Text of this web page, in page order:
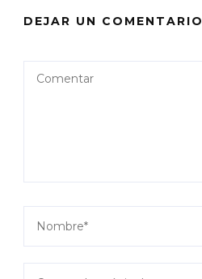
DEJAR UN COMENTARIO